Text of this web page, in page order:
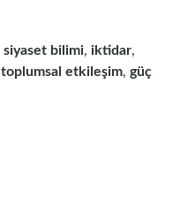
siyaset bilimi, iktidar,
toplumsal etkileşim, güç